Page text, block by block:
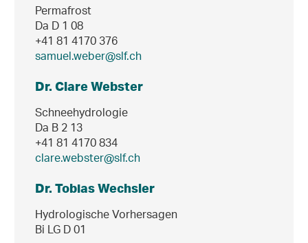
Permafrost
Da D 1 08
+41 81 4170 376
samuel.weber@slf.ch
Dr. Clare Webster
Schneehydrologie
Da B 2 13
+41 81 4170 834
clare.webster@slf.ch
Dr. Tobias Wechsler
Hydrologische Vorhersagen
Bi LG D 01